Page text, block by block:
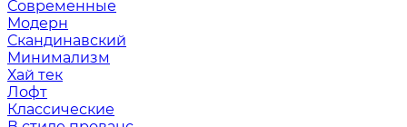
Современные
Модерн
Скандинавский
Минимализм
Хай тек
Лофт
Классические